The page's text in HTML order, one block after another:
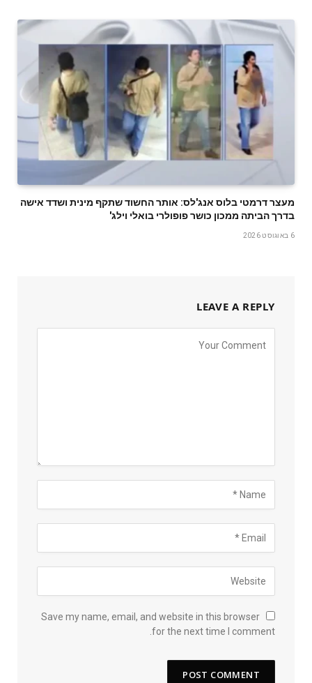
מעצר דרמטי בלוס אנג'לס: אותר החשוד שתקף מינית ושדד אישה
בדרך הביתה ממכון כושר פופולרי בואלי וילג'
6 באוגוסט 2026
LEAVE A REPLY
Save my name, email, and website in this browser
for the next time I comment.